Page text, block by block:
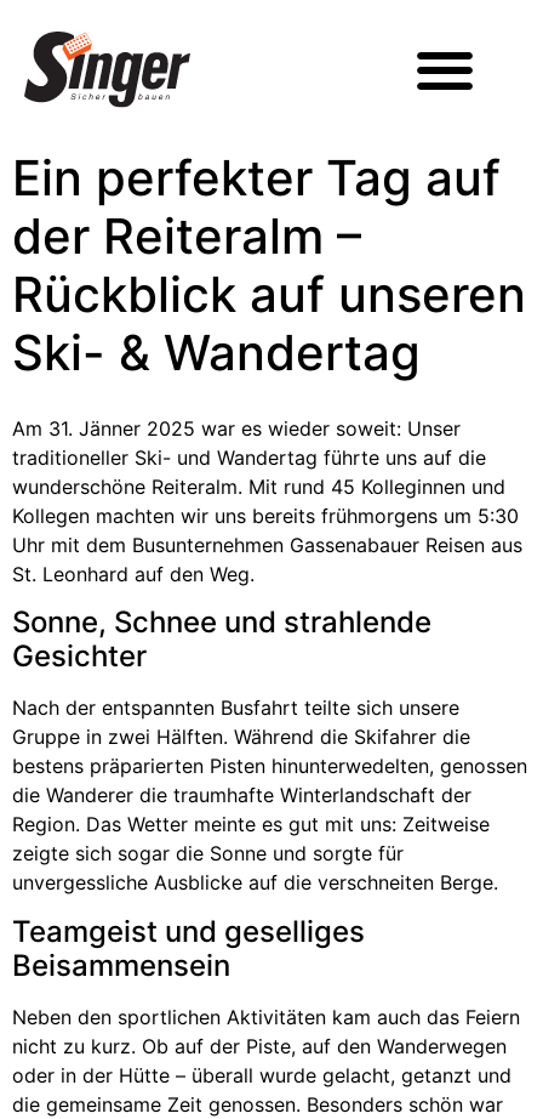
Ein perfekter Tag auf
der Reiteralm –
Rückblick auf unseren
Ski- & Wandertag
Am 31. Jänner 2025 war es wieder soweit: Unser
traditioneller Ski- und Wandertag führte uns auf die
wunderschöne Reiteralm. Mit rund 45 Kolleginnen und
Kollegen machten wir uns bereits frühmorgens um 5:30
Uhr mit dem Busunternehmen Gassenabauer Reisen aus
St. Leonhard auf den Weg.
Sonne, Schnee und strahlende
Gesichter
Nach der entspannten Busfahrt teilte sich unsere
Gruppe in zwei Hälften. Während die Skifahrer die
bestens präparierten Pisten hinunterwedelten, genossen
die Wanderer die traumhafte Winterlandschaft der
Region. Das Wetter meinte es gut mit uns: Zeitweise
zeigte sich sogar die Sonne und sorgte für
unvergessliche Ausblicke auf die verschneiten Berge.
Teamgeist und geselliges
Beisammensein
Neben den sportlichen Aktivitäten kam auch das Feiern
nicht zu kurz. Ob auf der Piste, auf den Wanderwegen
oder in der Hütte – überall wurde gelacht, getanzt und
die gemeinsame Zeit genossen. Besonders schön war